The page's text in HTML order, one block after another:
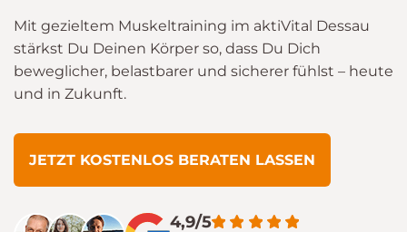
Mit gezieltem Muskeltraining im aktiVital Dessau
stärkst Du Deinen Körper so, dass Du Dich
beweglicher, belastbarer und sicherer fühlst – heute
und in Zukunft.
JETZT KOSTENLOS BERATEN LASSEN
4,9/5